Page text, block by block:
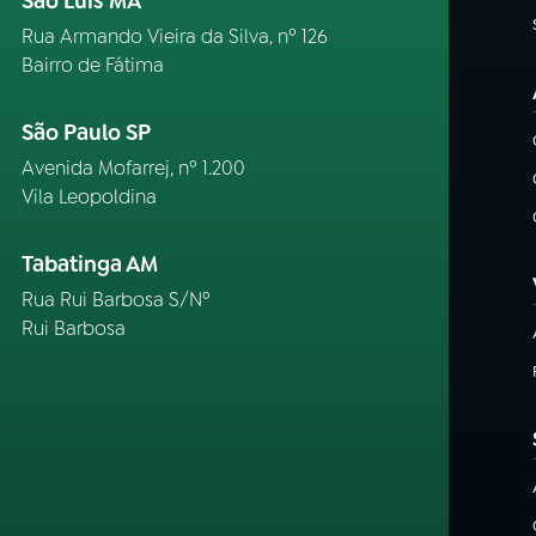
Rua Armando Vieira da Silva, nº 126
Bairro de Fátima
São Paulo SP
Avenida Mofarrej, nº 1.200
Vila Leopoldina
Tabatinga AM
Rua Rui Barbosa S/Nº
Rui Barbosa